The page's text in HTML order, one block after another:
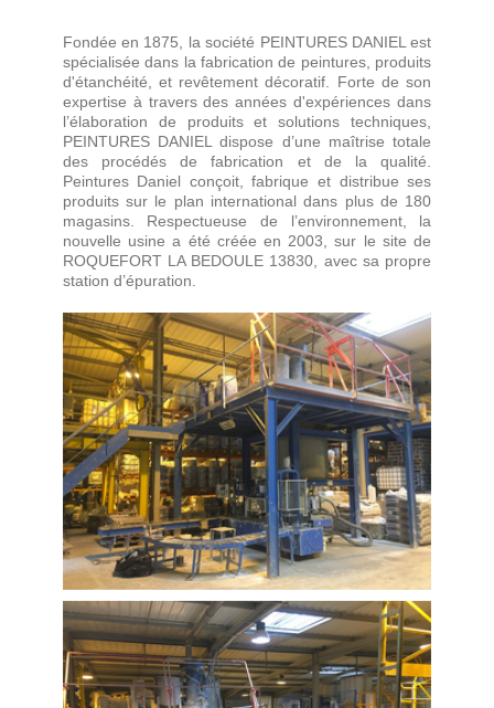
Fondée en 1875, la société PEINTURES DANIEL est
spécialisée dans la fabrication de peintures, produits
d'étanchéité, et revêtement décoratif. Forte de son
expertise à travers des années d'expériences dans
l’élaboration de produits et solutions techniques,
PEINTURES DANIEL dispose d’une maîtrise totale
des procédés de fabrication et de la qualité.
Peintures Daniel conçoit, fabrique et distribue ses
produits sur le plan international dans plus de 180
magasins. Respectueuse de l’environnement, la
nouvelle usine a été créée en 2003, sur le site de
ROQUEFORT LA BEDOULE 13830, avec sa propre
station d’épuration.